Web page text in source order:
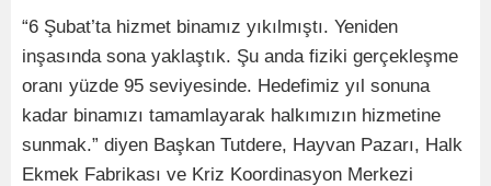
“6 Şubat’ta hizmet binamız yıkılmıştı. Yeniden
inşasında sona yaklaştık. Şu anda fiziki gerçekleşme
oranı yüzde 95 seviyesinde. Hedefimiz yıl sonuna
kadar binamızı tamamlayarak halkımızın hizmetine
sunmak.” diyen Başkan Tutdere, Hayvan Pazarı, Halk
Ekmek Fabrikası ve Kriz Koordinasyon Merkezi